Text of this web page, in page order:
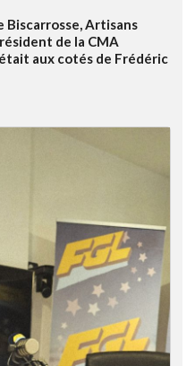
Biscarrosse, Artisans
de la CMA
aux cotés de Frédéric